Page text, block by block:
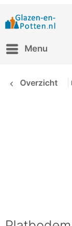
Menu
Overzicht